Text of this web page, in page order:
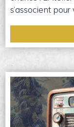
s’associent